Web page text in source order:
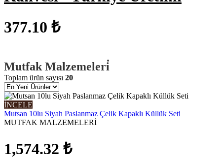
377.10 ₺
Mutfak Malzemeleri̇
Toplam ürün sayısı 20
İNCELE
Mutsan 10lu Siyah Paslanmaz Çelik Kapaklı Küllük Seti
MUTFAK MALZEMELERİ
1,574.32 ₺